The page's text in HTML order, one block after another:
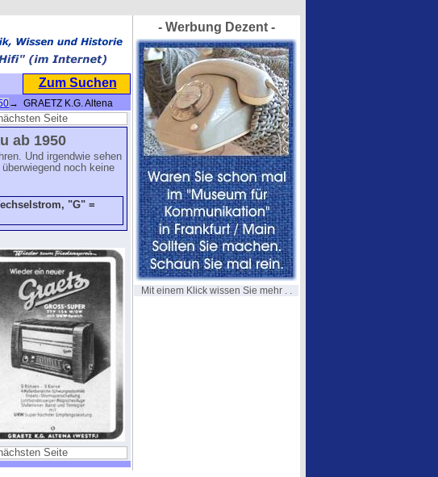
Zum Suchen
→ GRAETZ K.G. Altena
Seite
ab 1950
Und irgendwie sehen
noch keine
"G" =
Seite
- Werbung Dezent -
Mit einem Klick wissen Sie mehr . .